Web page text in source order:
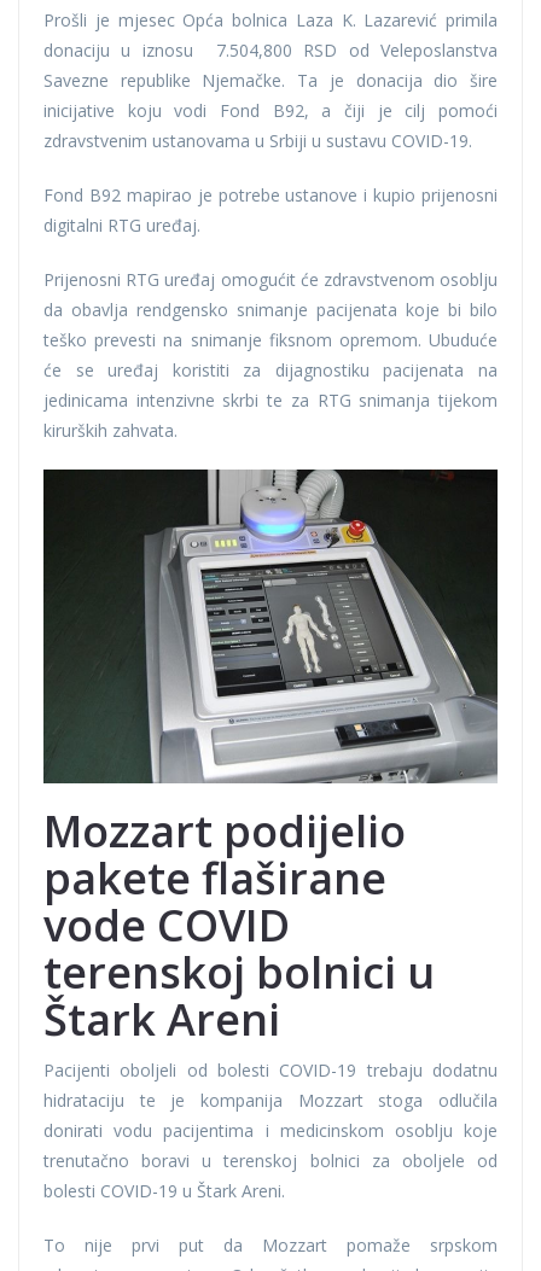
Prošli je mjesec Opća bolnica Laza K. Lazarević primila
donaciju u iznosu 7.504,800 RSD od Veleposlanstva
Savezne republike Njemačke. Ta je donacija dio šire
inicijative koju vodi Fond B92, a čiji je cilj pomoći
zdravstvenim ustanovama u Srbiji u sustavu COVID-19.
Fond B92 mapirao je potrebe ustanove i kupio prijenosni
digitalni RTG uređaj.
Prijenosni RTG uređaj omogućit će zdravstvenom osoblju
da obavlja rendgensko snimanje pacijenata koje bi bilo
teško prevesti na snimanje fiksnom opremom. Ubuduće
će se uređaj koristiti za dijagnostiku pacijenata na
jedinicama intenzivne skrbi te za RTG snimanja tijekom
kirurških zahvata.
Mozzart podijelio
pakete flaširane
vode COVID
terenskoj bolnici u
Štark Areni
Pacijenti oboljeli od bolesti COVID-19 trebaju dodatnu
hidrataciju te je kompanija Mozzart stoga odlučila
donirati vodu pacijentima i medicinskom osoblju koje
trenutačno boravi u terenskoj bolnici za oboljele od
bolesti COVID-19 u Štark Areni.
To nije prvi put da Mozzart pomaže srpskom